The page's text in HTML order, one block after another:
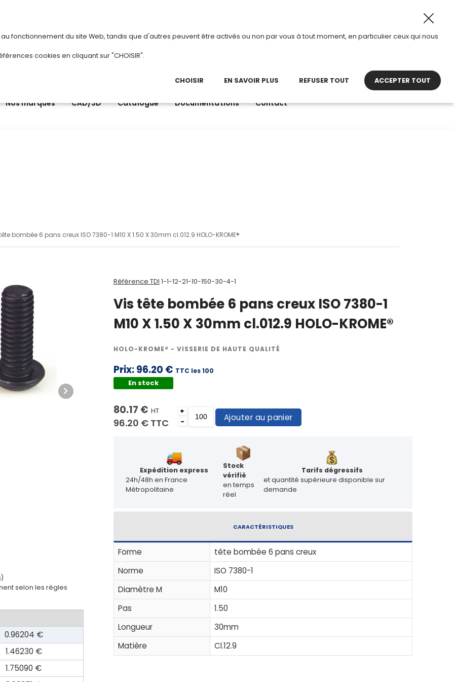
Du 3 au 28 août 2026, TDI passe en mode été. Horaires d’ouverture :
Nos marques CAD/3D Catalogue Documentations Contact
bombée 6 pans creux ISO 7380-1 M10 X 1.50 X 30mm cl.012.9 HOLO-KROME®
selon les règles
0.96204 €
1.46230 €
1.75090 €
Référence TDI 1-1-12-21-10-150-30-4-1
Vis tête bombée 6 pans creux ISO 7380-1
M10 X 1.50 X 30mm cl.012.9 HOLO-KROME®
HOLO-KROME® - VISSERIE DE HAUTE QUALITÉ
Prix:96.20 € TTC les 100
En stock
80.17 € HT
96.20 € TTC
+
-
Ajouter au panier
Expédition express
24h/48h en France
Métropolitaine
Stock
vérifié
en temps
réel
Tarifs dégressifs
et quantité supérieure disponible sur
demande
CARACTÉRISTIQUES
Forme
tête bombée 6 pans creux
Norme
ISO 7380-1
Diamètre M
M10
Pas
1.50
Longueur
30mm
Matière
Cl.12.9
fonctionnement du site Web, tandis que d'autres peuvent être activés ou non par vous à tout moment, en particulier ceux qui nous
cookies en cliquant sur "CHOISIR".
CHOISIR EN SAVOIR PLUS REFUSER TOUT ACCEPTER TOUT